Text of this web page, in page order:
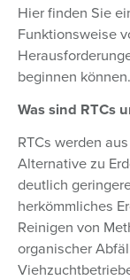
Hier finden Sie
Funktionsweise
beginnen können.
Was sind RTCs
RTCs werden
Alternative zu
deutlich
herkömmliches
Reinigen von
organischer